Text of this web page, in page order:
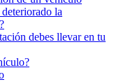
la
debes llevar en tu